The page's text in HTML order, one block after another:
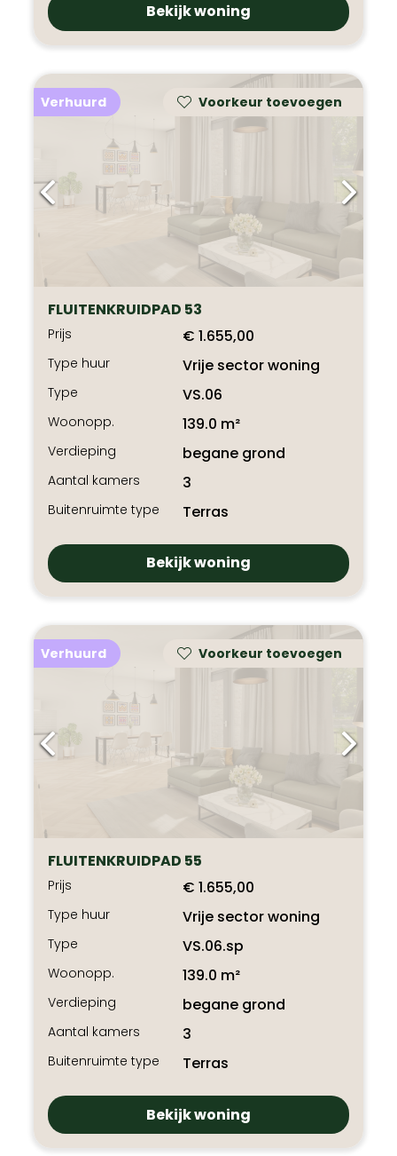
Bekijk woning
Voorkeur toevoegen
Verhuurd
FLUITENKRUIDPAD 53
Prijs € 1.655,00
Type huur Vrije sector woning
Type VS.06
Woonopp. 139.0 m²
Verdieping begane grond
Aantal kamers 3
Buitenruimte type Terras
Bekijk woning
Voorkeur toevoegen
Verhuurd
FLUITENKRUIDPAD 55
Prijs € 1.655,00
Type huur Vrije sector woning
Type VS.06.sp
Woonopp. 139.0 m²
Verdieping begane grond
Aantal kamers 3
Buitenruimte type Terras
Bekijk woning